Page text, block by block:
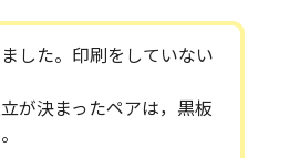
した。印刷をしていない
が決まったペアは，黒板